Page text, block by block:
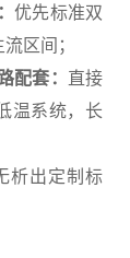
优先标准双
区间；
配套： 直接
温系统，长
析出定制标